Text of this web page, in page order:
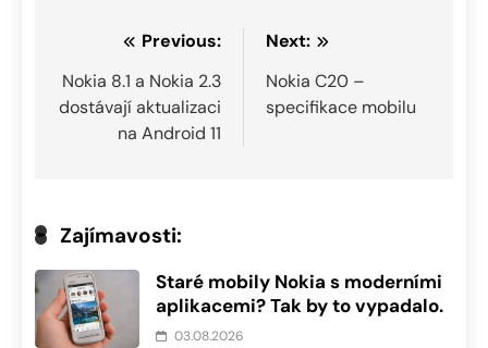
Navigace
pro
příspěvek
Previous:
Nokia 8.1 a Nokia 2.3
dostávají aktualizaci
na Android 11
Next:
Nokia C20 –
specifikace mobilu
Zajímavosti:
Staré mobily Nokia s moderními
aplikacemi? Tak by to vypadalo.
03.08.2026